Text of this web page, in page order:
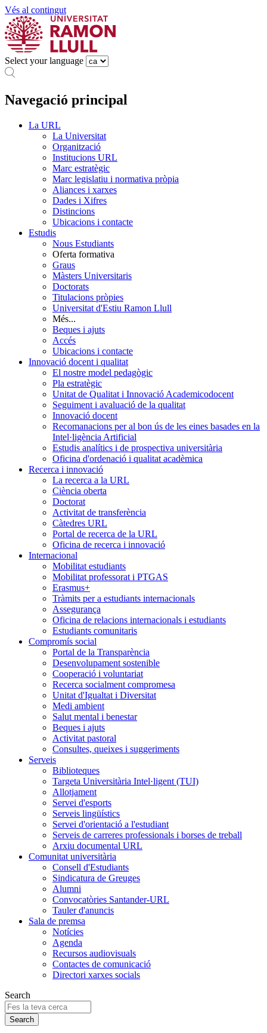
Vés al contingut
Select your language
Navegació principal
La URL
La Universitat
Organització
Institucions URL
Marc estratègic
Marc legislatiu i normativa pròpia
Aliances i xarxes
Dades i Xifres
Distincions
Ubicacions i contacte
Estudis
Nous Estudiants
Oferta formativa
Graus
Màsters Universitaris
Doctorats
Titulacions pròpies
Universitat d'Estiu Ramon Llull
Més...
Beques i ajuts
Accés
Ubicacions i contacte
Innovació docent i qualitat
El nostre model pedagògic
Pla estratègic
Unitat de Qualitat i Innovació Academicodocent
Seguiment i avaluació de la qualitat
Innovació docent
Recomanacions per al bon ús de les eines basades en la
Intel·ligència Artificial
Estudis analítics i de prospectiva universitària
Oficina d'ordenació i qualitat acadèmica
Recerca i innovació
La recerca a la URL
Ciència oberta
Doctorat
Activitat de transferència
Càtedres URL
Portal de recerca de la URL
Oficina de recerca i innovació
Internacional
Mobilitat estudiants
Mobilitat professorat i PTGAS
Erasmus+
Tràmits per a estudiants internacionals
Assegurança
Oficina de relacions internacionals i estudiants
Estudiants comunitaris
Compromís social
Portal de la Transparència
Desenvolupament sostenible
Cooperació i voluntariat
Recerca socialment compromesa
Unitat d'Igualtat i Diversitat
Medi ambient
Salut mental i benestar
Beques i ajuts
Activitat pastoral
Consultes, queixes i suggeriments
Serveis
Biblioteques
Targeta Universitària Intel·ligent (TUI)
Allotjament
Servei d'esports
Serveis lingüístics
Servei d'orientació a l'estudiant
Serveis de carreres professionals i borses de treball
Arxiu documental URL
Comunitat universitària
Consell d'Estudiants
Sindicatura de Greuges
Alumni
Convocatòries Santander-URL
Tauler d'anuncis
Sala de premsa
Notícies
Agenda
Recursos audiovisuals
Contactes de comunicació
Directori xarxes socials
Search